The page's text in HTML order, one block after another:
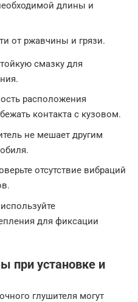
длины и
от ржавчины и грязи.
смазку для
расположения
контакта с кузовом.
не мешает другим
отсутствие вибраций
для фиксации
при установке и
глушителя могут